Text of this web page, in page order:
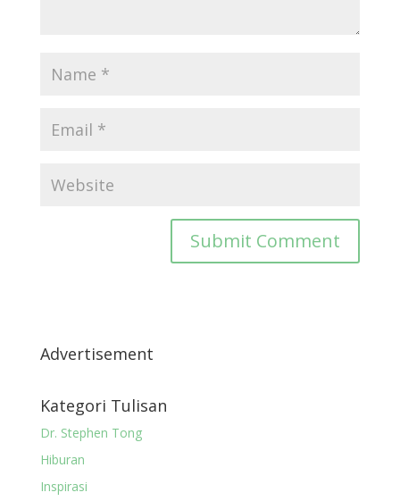
Advertisement
Kategori Tulisan
Dr. Stephen Tong
Hiburan
Inspirasi